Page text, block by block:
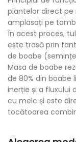
plantelor direct pe
amplasați pe
În acest proces,
este trasă prin
de boabe
Masa de boabe
de 80% din
inerție și a fluxului
cu melc și este
tocătoarea